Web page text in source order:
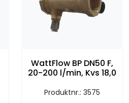
WattFlow BP DN50 F,
20-200 l/min, Kvs 18,0
Produktnr.: 3575